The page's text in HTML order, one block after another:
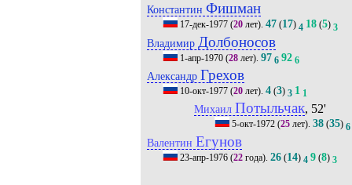
Константин Фишман
17-дек-1977(20лет). 47(17) 4 18(5) 3
Владимир Долбоносов
1-апр-1970(28лет). 97 6 92 6
Александр Грехов
10-окт-1977(20лет). 4(3) 3 1 1
Михаил Потыльчак, 52'
5-окт-1972 (25 лет).38 (35) 6
Валентин Егунов
23-апр-1976(22года). 26(14) 4 9(8) 3